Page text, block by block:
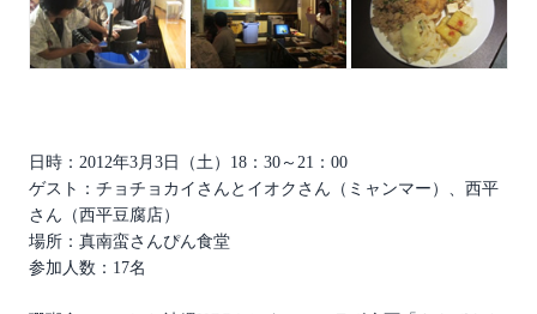
日時：2012年3月3日（土）18：30～21：00
ゲスト：チョチョカイさんとイオクさん（ミャンマー）、西平
さん（西平豆腐店）
場所：真南蛮さんぴん食堂
参加人数：17名